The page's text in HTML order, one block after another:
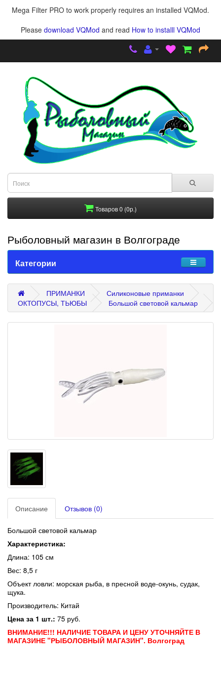
Mega Filter PRO to work properly requires an installed VQMod.
Please download VQMod and read How to installl VQMod
Товаров 0 (0р.)
Рыболовный магазин в Волгограде
Категории
ПРИМАНКИ
Силиконовые приманки
ОКТОПУСЫ, ТЬЮБЫ
Большой световой кальмар
Описание Отзывов (0)
Большой световой кальмар
Характеристика:
Длина: 105 см
Вес: 8,5 г
Объект ловли: морская рыба, в пресной воде-окунь, судак,
щука.
Производитель: Китай
Цена за 1 шт.: 75 руб.
ВНИМАНИЕ!!! НАЛИЧИЕ ТОВАРА И ЦЕНУ УТОЧНЯЙТЕ В
МАГАЗИНЕ "РЫБОЛОВНЫЙ МАГАЗИН". Волгоград